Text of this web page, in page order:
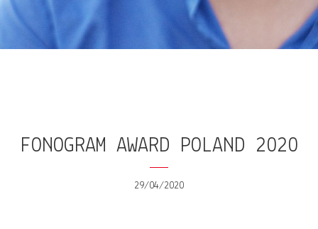
FONOGRAM AWARD POLAND 2020
29/04/2020